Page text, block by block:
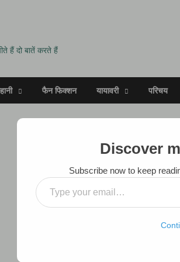
हैं दो बातें करते हैं
फैन फिक्शन यायावरी परिचय
Discover
Subscribe now to keep